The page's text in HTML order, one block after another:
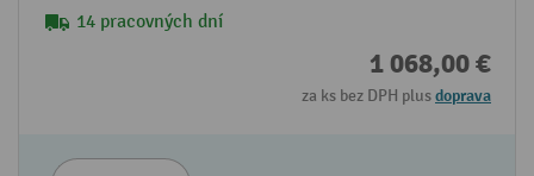
14 pracovných dní
1 068,00 €
za ks bez DPH plusdoprava